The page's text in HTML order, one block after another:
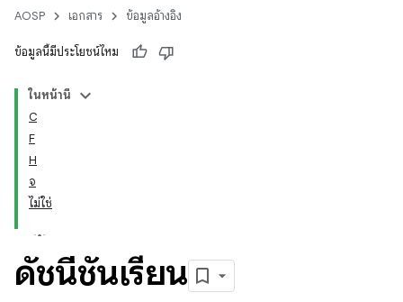
AOSP เอกสาร ข้อมูลอ้างอิง
ข้อมูลนี้มีประโยชน์ไหม
ในหน้านี้
C
F
H
จ
ไม่ใช่
ดัชนีชั้นเรียน